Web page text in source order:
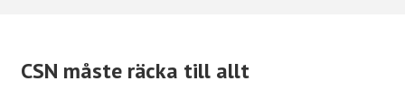
CSN måste räcka till allt